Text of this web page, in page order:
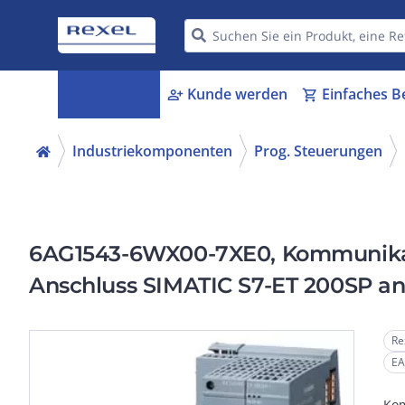
person_add Kunde werden shopping_cart Einfaches
Industriekomponenten Prog. Steuerungen
6AG1543-6WX00-7XE0,
Anschluss SIMATIC S7-ET 200SP